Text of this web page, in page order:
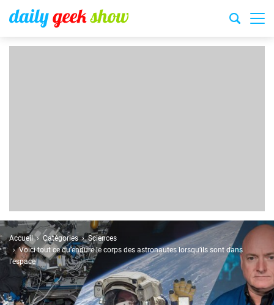
Accueil Catégories
Sciences
Voici tout ce qu’endure le corps des astronautes lorsqu’ils sont dans
l’espace